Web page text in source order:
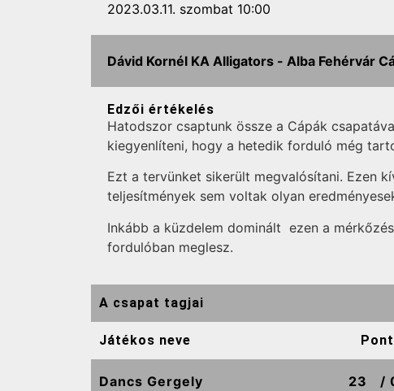
2023.03.11. szombat 10:00
Dávid Kornél KA Alligators - Alba Fehérvár
Edzői értékelés
Hatodszor csaptunk össze a Cápák
kiegyenlíteni, hogy a hetedik forduló még
Ezt a tervünket sikerült megvalósítani. Ezen
teljesítmények sem voltak olyan
Inkább a küzdelem dominált ezen a
fordulóban meglesz.
A csapat tagjai
Játékos neve
Dancs Gergely 23 /